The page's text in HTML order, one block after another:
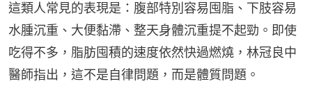
這類人常見的表現是：腹部特別容易囤脂、下肢容易
水腫沉重、大便黏滯、整天身體沉重提不起勁。即使
吃得不多，脂肪囤積的速度依然快過燃燒，林冠良中
醫師指出，這不是自律問題，而是體質問題。